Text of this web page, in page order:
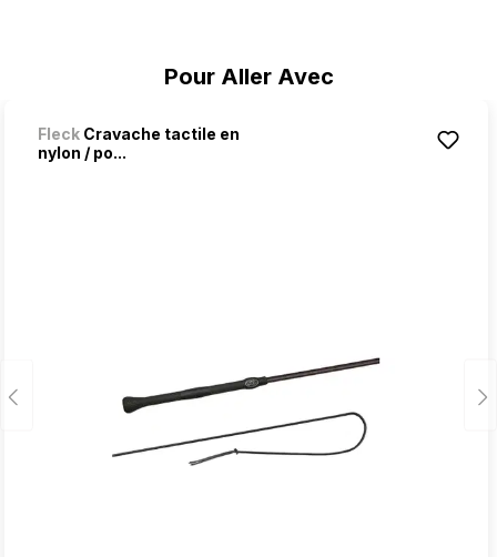
Pour Aller Avec
Fleck Cravache tactile en
nylon / po...